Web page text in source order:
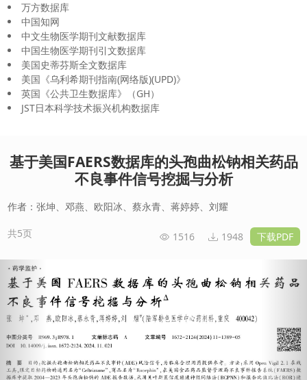
万方数据库
中国知网
中文生物医学期刊文献数据库
中国生物医学期刊引文数据库
美国史蒂芬斯全文数据库
美国《乌利希期刊指南(网络版)(UPD)》
英国《公共卫生数据库》（GH）
JST日本科学技术振兴机构数据库
基于美国FAERS数据库的头孢曲松钠相关药品
不良事件信号挖掘与分析
作者：张坤、邓燕、欧阳冰、蔡永青、蒋婷婷、刘耀
共5页 1516 1948 下载PDF